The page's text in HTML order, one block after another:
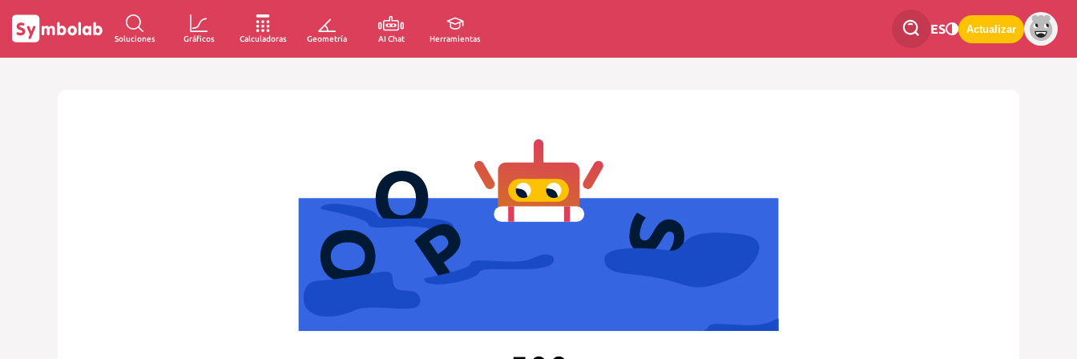
Soluciones Gráficos Calculadoras Geometría AI Chat Herramientas
ES Actualizar